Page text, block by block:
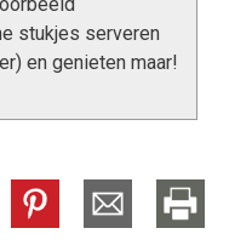
stukjes serveren
en genieten maar!